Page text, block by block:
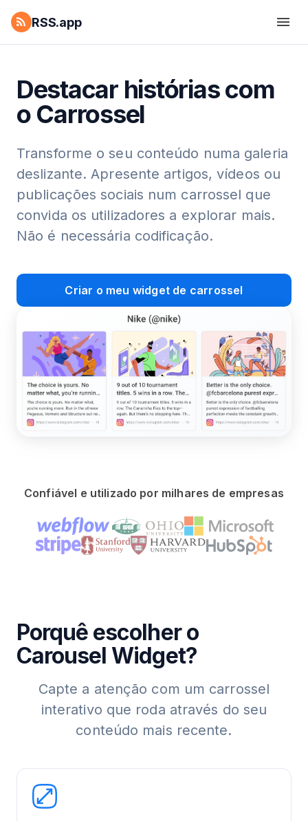
RSS.app
Destacar histórias com
o Carrossel
Transforme o seu conteúdo numa galeria
deslizante. Apresente artigos, vídeos ou
publicações sociais num carrossel que
convida os utilizadores a explorar mais.
Não é necessária codificação.
Criar o meu widget de carrossel
Confiável e utilizado por milhares de empresas
Porquê escolher o
Carousel Widget?
Capte a atenção com um carrossel
interativo que roda através do seu
conteúdo mais recente.